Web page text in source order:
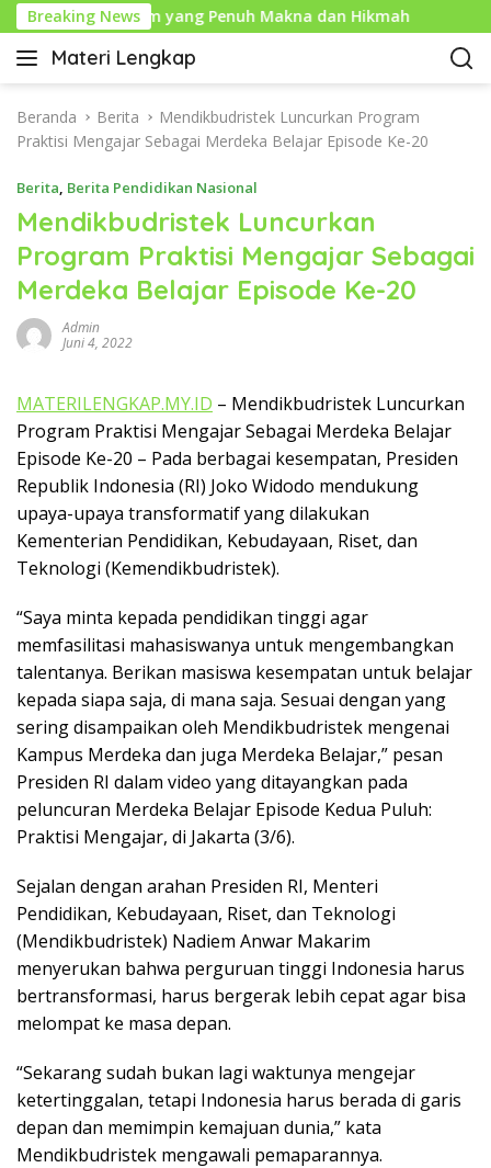
a
Breaking News
Baru Islam yang Penuh Makna dan Hikmah
Materi Lengkap
I
f
o
e
n
d
i
d
k
L
e
n
g
a
p
Beranda Berita
Mendikbudristek Luncurkan Program
Praktisi Mengajar Sebagai Merdeka Belajar Episode Ke-20
Berita, Berita Pendidikan Nasional
Mendikbudristek Luncurkan
Program Praktisi Mengajar Sebagai
Merdeka Belajar Episode Ke-20
Admin
Juni 4, 2022
MATERILENGKAP.MY.ID – Mendikbudristek Luncurkan
Program Praktisi Mengajar Sebagai Merdeka Belajar
Episode Ke-20 – Pada berbagai kesempatan, Presiden
Republik Indonesia (RI) Joko Widodo mendukung
upaya-upaya transformatif yang dilakukan
Kementerian Pendidikan, Kebudayaan, Riset, dan
Teknologi (Kemendikbudristek).
“Saya minta kepada pendidikan tinggi agar
memfasilitasi mahasiswanya untuk mengembangkan
talentanya. Berikan masiswa kesempatan untuk belajar
kepada siapa saja, di mana saja. Sesuai dengan yang
sering disampaikan oleh Mendikbudristek mengenai
Kampus Merdeka dan juga Merdeka Belajar,” pesan
Presiden RI dalam video yang ditayangkan pada
peluncuran Merdeka Belajar Episode Kedua Puluh:
Praktisi Mengajar, di Jakarta (3/6).
Sejalan dengan arahan Presiden RI, Menteri
Pendidikan, Kebudayaan, Riset, dan Teknologi
(Mendikbudristek) Nadiem Anwar Makarim
menyerukan bahwa perguruan tinggi Indonesia harus
bertransformasi, harus bergerak lebih cepat agar bisa
melompat ke masa depan.
“Sekarang sudah bukan lagi waktunya mengejar
ketertinggalan, tetapi Indonesia harus berada di garis
depan dan memimpin kemajuan dunia,” kata
Mendikbudristek mengawali pemaparannya.